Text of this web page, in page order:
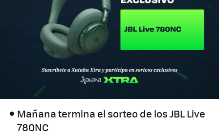
Mañana termina el sorteo de los JBL Live
780NC